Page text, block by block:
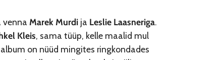
venna Marek Murdija Leslie Laasneriga.
Kleis, sama tüüp, kelle maalid mul
on nüüd mingites ringkondades